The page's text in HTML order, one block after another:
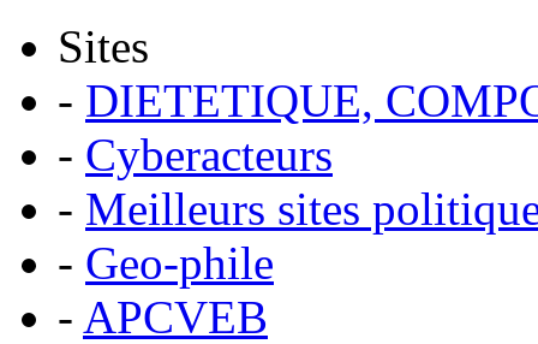
Sites
- DIETETIQUE,
- Cyberacteurs
- Meilleurs sites
- Geo-phile
- APCVEB